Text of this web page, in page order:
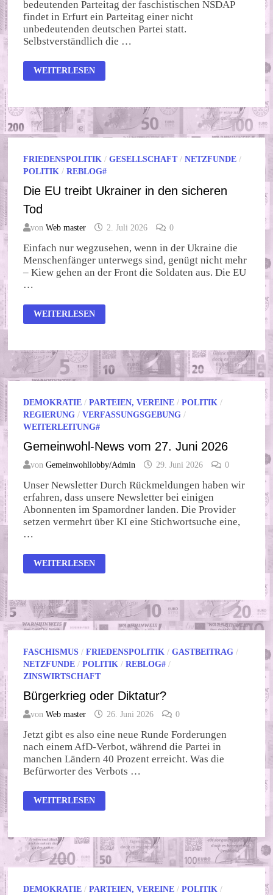
bedeutenden Parteitag der faschistischen NSDAP
findet in Erfurt ein Parteitag einer nicht
unbedeutenden deutschen Partei statt.
Selbstverständlich die …
AN
IHREN
SIE
ERKENNEN
WEITERLESEN
FRIEDENSPOLITIK /GESELLSCHAFT/NETZFUNDE /
POLITIK /REBLOG#
Die EU treibt Ukrainer in den sicheren
Tod
vonWeb master 2. Juli 2026 0
Einfach nur wegzusehen, wenn in der Ukraine die
Menschenfänger unterwegs sind, genügt nicht mehr
– Kiew gehen an der Front die Soldaten aus. Die EU
…
DIE
EU
DEN
SICHEREN
TOD
WEITERLESEN
DEMOKRATIE /PARTEIEN, VEREINE /POLITIK /
REGIERUNG /VERFASSUNGSGEBUNG /
WEITERLEITUNG#
Gemeinwohl-News vom 27. Juni 2026
vonGemeinwohllobby/Admin 29. Juni 2026 0
Unser Newsletter Durch Rückmeldungen haben wir
erfahren, dass unsere Newsletter bei einigen
Abonnenten im Spamordner landen. Die Provider
setzen vermehrt über KI eine Stichwortsuche eine,
…
GEMEINWOHL-
NEWS
2026
WEITERLESEN
FASCHISMUS /FRIEDENSPOLITIK /GASTBEITRAG /
NETZFUNDE /POLITIK /REBLOG# /
ZINSWIRTSCHAFT
Bürgerkrieg oder Diktatur?
vonWeb master 26. Juni 2026 0
Jetzt gibt es also eine neue Runde Forderungen
nach einem AfD-Verbot, während die Partei in
manchen Ländern 40 Prozent erreicht. Was die
Befürworter des Verbots …
BÜRGERKRIEG
ODER
WEITERLESEN
DEMOKRATIE /PARTEIEN, VEREINE /POLITIK /